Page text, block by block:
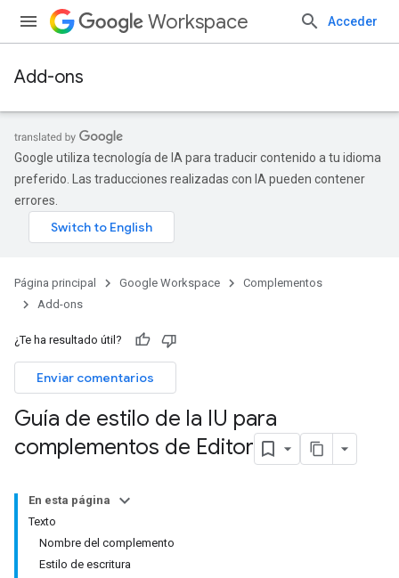
Workspace Acceder
Add-ons
Google utiliza tecnología de IA para traducir contenido a tu idioma
preferido. Las traducciones realizadas con IA pueden contener
errores.
Página principal Google Workspace
Complementos
Add-ons
¿Te ha resultado útil?
Enviar comentarios
Guía de estilo de la IU para
complementos de Editor
En esta página
Texto
Nombre del complemento
Estilo de escritura